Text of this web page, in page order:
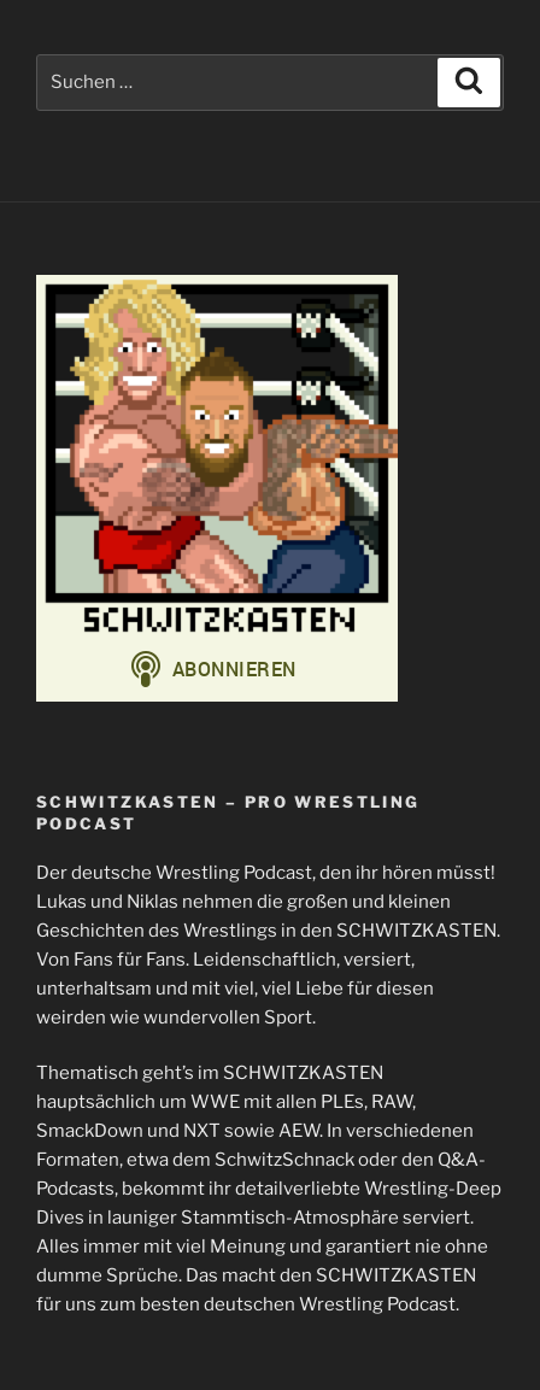
SCHWITZKASTEN – PRO WRESTLING
PODCAST
Der deutsche Wrestling Podcast, den ihr hören müsst!
Lukas und Niklas nehmen die großen und kleinen
Geschichten des Wrestlings in den SCHWITZKASTEN.
Von Fans für Fans. Leidenschaftlich, versiert,
unterhaltsam und mit viel, viel Liebe für diesen
weirden wie wundervollen Sport.
Thematisch geht’s im SCHWITZKASTEN
hauptsächlich um WWE mit allen PLEs, RAW,
SmackDown und NXT sowie AEW. In verschiedenen
Formaten, etwa dem SchwitzSchnack oder den Q&A-
Podcasts, bekommt ihr detailverliebte Wrestling-Deep
Dives in launiger Stammtisch-Atmosphäre serviert.
Alles immer mit viel Meinung und garantiert nie ohne
dumme Sprüche. Das macht den SCHWITZKASTEN
für uns zum besten deutschen Wrestling Podcast.